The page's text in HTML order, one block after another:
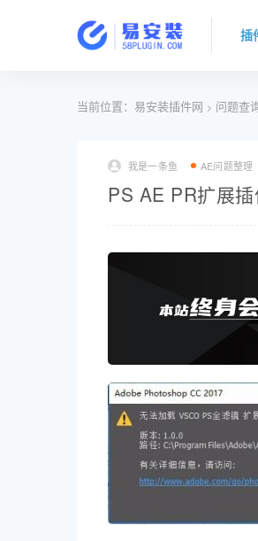
插
当前位置： 易安装插件网 > 问题查
我是一条鱼 AE问题整理
PS AE PR扩展插